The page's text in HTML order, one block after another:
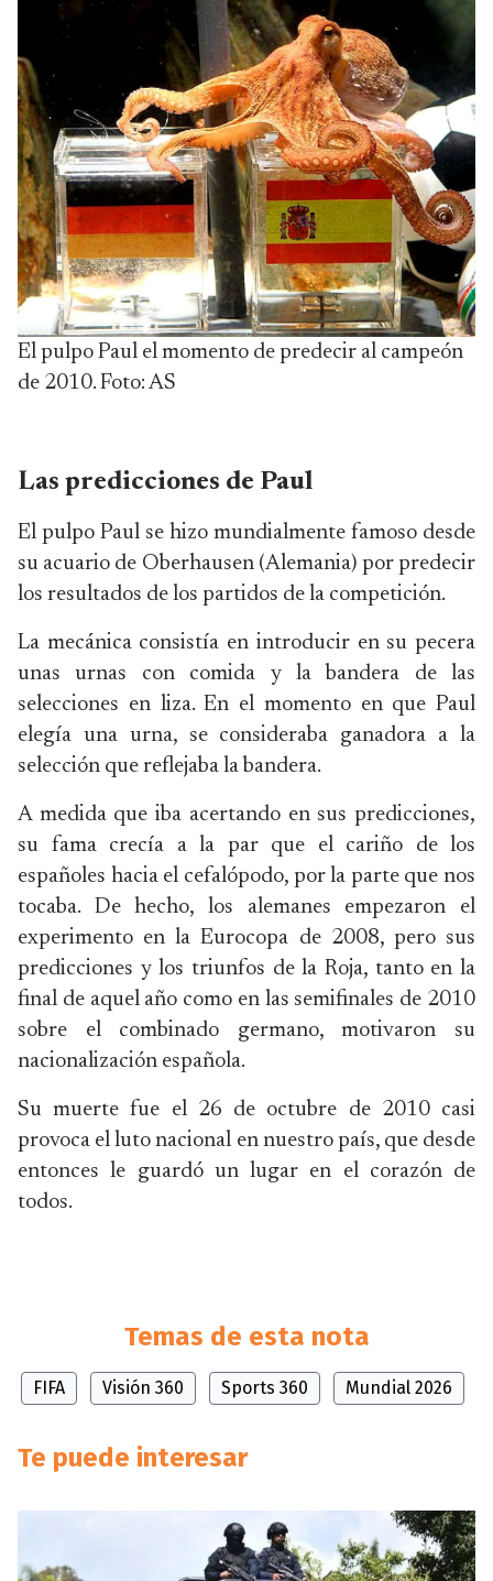
El pulpo Paul el momento de predecir al campeón
de 2010. Foto: AS
Las predicciones de Paul
El pulpo Paul se hizo mundialmente famoso desde
su acuario de Oberhausen (Alemania) por predecir
los resultados de los partidos de la competición.
La mecánica consistía en introducir en su pecera
unas urnas con comida y la bandera de las
selecciones en liza. En el momento en que Paul
elegía una urna, se consideraba ganadora a la
selección que reflejaba la bandera.
A medida que iba acertando en sus predicciones,
su fama crecía a la par que el cariño de los
españoles hacia el cefalópodo, por la parte que nos
tocaba. De hecho, los alemanes empezaron el
experimento en la Eurocopa de 2008, pero sus
predicciones y los triunfos de la Roja, tanto en la
final de aquel año como en las semifinales de 2010
sobre el combinado germano, motivaron su
nacionalización española.
Su muerte fue el 26 de octubre de 2010 casi
provoca el luto nacional en nuestro país, que desde
entonces le guardó un lugar en el corazón de
todos.
Temas de esta nota
FIFA Visión 360 Sports 360 Mundial 2026
Te puede interesar